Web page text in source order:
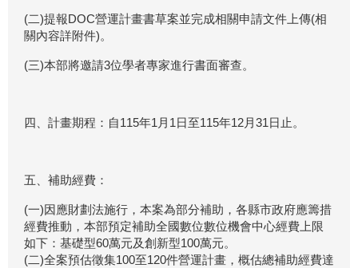
(二)提報DOC營運計畫書草案並完成相關申請文件上傳(相
關內容詳附件)。
(三)本部將邀請3位學者專家進行書面審查。
四、計畫期程：自115年1月1日至115年12月31日止。
五、補助經費：
(一)因應財劃法施行，本案為部分補助，各縣市政府應籌措
經費推動，本部預定補助全國數位數位機會中心經費上限
如下：基礎型60萬元及創新型100萬元。
(二)全案預估徵集100至120件營運計畫，概估總補助經費達